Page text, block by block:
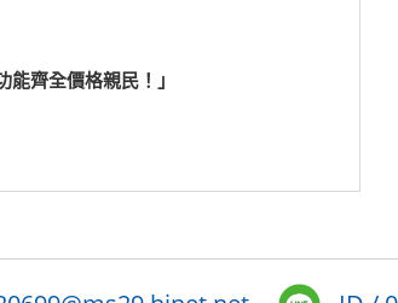
齊全價格親民！」